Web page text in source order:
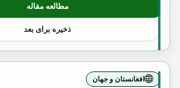
مطالعه مقاله
: قابل توجه
ذخیره برای بعد
افغانستان و جهان